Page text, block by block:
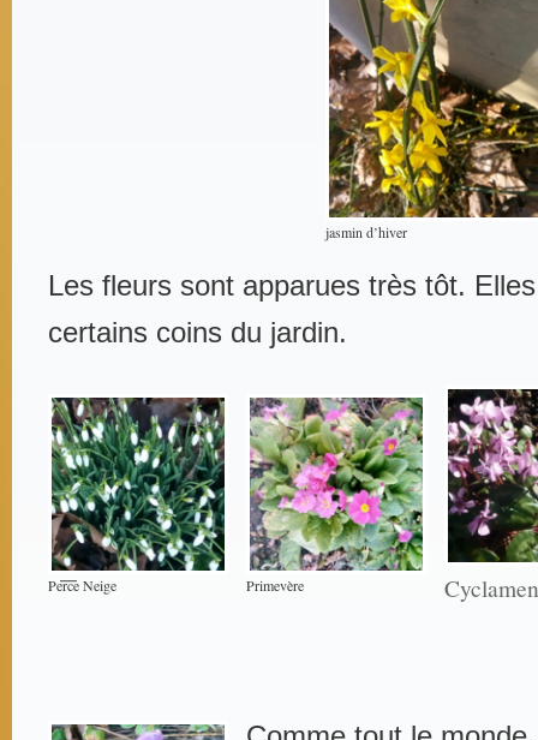
jasmin d’hiver
Les fleurs sont apparues très tôt.
certains coins
Perce Neige Primevère